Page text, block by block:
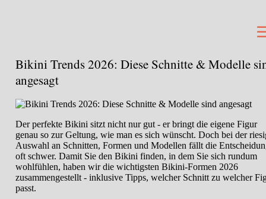
Bikini Trends 2026: Diese Schnitte & Modelle
angesagt
Der perfekte Bikini sitzt nicht nur gut - er bringt die eigene Figur
genau so zur Geltung, wie man es sich wünscht. Doch bei der
Auswahl an Schnitten, Formen und Modellen fällt die
oft schwer. Damit Sie den Bikini finden, in dem Sie sich rundum
wohlfühlen, haben wir die wichtigsten Bikini-Formen 2026
zusammengestellt - inklusive Tipps, welcher Schnitt zu welcher
passt.